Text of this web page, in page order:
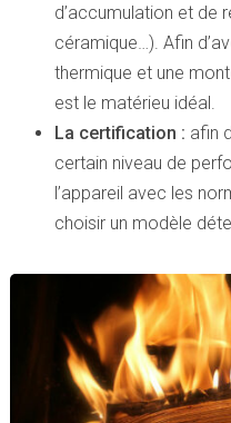
d’accumulation et de
céramique…). Afin
thermique et une
est le matérieu idéal.
La certification : afin
certain niveau de
l’appareil avec les
choisir un modèle